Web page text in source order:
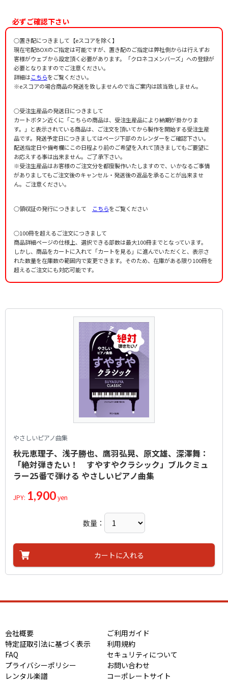
Beethoven，Ludwig van
編曲者：鷹羽弘晃
Chopin，Frédéric
編曲者：浅子勝也
作曲者：ショパン，フレデリック
Chopin，Frédéric
編曲者：浅子勝也
必ずご確認下さい
○置き配につきまして【eスコアを除く】
現在宅配BOXのご指定は可能ですが、置き配のご指定は弊社側からは行えずお
客様がウェブから設定頂く必要があります。「クロネコメンバーズ」への登録が
必要となりますのでご注意ください。
詳細はこちらをご覧ください。
※eスコアの場合商品の発送を致しませんので当ご案内は該当致しません。
○受注生産品の発送日につきまして
カートボタン近くに「こちらの商品は、受注生産品により納期が掛かりま
す。」と表示されている商品は、ご注文を頂いてから製作を開始する受注生産
品です。発送予定日につきましてはページ下部のカレンダーをご確認下さい。
配送指定日や備考欄にこの日程より前のご希望を入れて頂きましてもご要望に
お応えする事は出来ません。ご了承下さい。
※受注生産品はお客様のご注文分を都度製作いたしますので、いかなるご事情
がありましてもご注文後のキャンセル・発送後の返品を承ることが出来ませ
ん。ご注意ください。
○領収証の発行につきまして こちらをご覧ください
○100冊を超えるご注文につきまして
商品詳細ページの仕様上、選択できる部数は最大100冊までとなっています。
しかし、商品をカートに入れて「カートを見る」に進んでいただくと、表示さ
れた数量を在庫数の範囲内で変更できます。そのため、在庫がある限り100冊を
超えるご注文にも対応可能です。
やさしいピアノ曲集
秋元恵理子、浅子勝也、鷹羽弘晃、原文雄、深澤舞：
「絶対弾きたい！ すやすやクラシック」ブルクミュ
ラー25番で弾ける やさしいピアノ曲集
JPY: 1,900yen
数量：
カートに入れる
会社概要
ご利用ガイド
特定証取引法に基づく表示
利用規約
FAQ
セキュリティについて
プライバシーポリシー
お問い合わせ
レンタル楽譜
コーポレートサイト